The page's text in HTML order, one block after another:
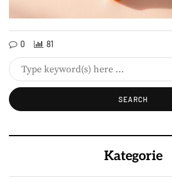
0 81
Kategorie